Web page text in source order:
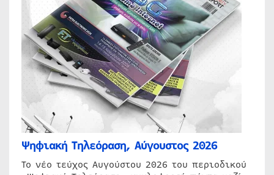
Ψηφιακή Τηλεόραση, Αύγουστος 2026
Το νέο τεύχος Αυγούστου 2026 του περιοδικού